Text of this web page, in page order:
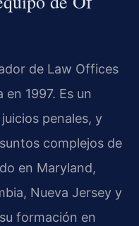
de Law Offices
en 1997. Es un
penales, y
complejos de
en Maryland,
Nueva Jersey y
formación en